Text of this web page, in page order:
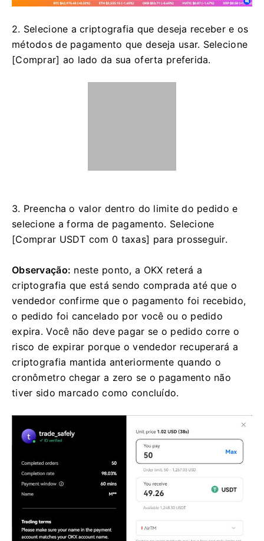
2. Selecione a criptografia que deseja receber e os
métodos de pagamento que deseja usar. Selecione
[Comprar] ao lado da sua oferta preferida.
selecione a forma de pagamento. Selecione
[Comprar USDT com 0 taxas] para prosseguir.
Observação: neste ponto, a OKX reterá a
criptografia que está sendo comprada até que o
vendedor confirme que o pagamento foi recebido,
o pedido foi cancelado por você ou o pedido
expira. Você não deve pagar se o pedido corre o
risco de expirar porque o vendedor recuperará a
criptografia mantida anteriormente quando o
cronômetro chegar a zero se o pagamento não
tiver sido marcado como concluído.